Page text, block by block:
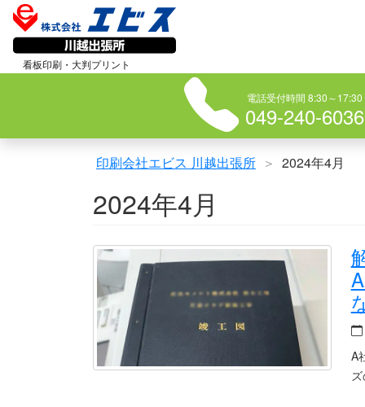
ン
看板印刷・大判プリント
電話受付時間 8:30～17:30
049-240-6036
印刷会社エビス 川越出張所 2024年4月
2024年4月
A